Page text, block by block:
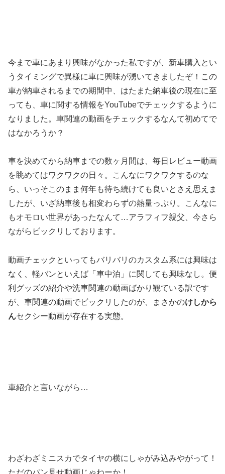
今まで車にあまり興味がなかった私ですが、新車購入とい
うタイミングで異様に車に興味が湧いてきましたぞ！この
車が納車されるまでの期間中、はたまた納車後の現在に至
っても、車に関する情報をYouTubeでチェックするように
なりました。車関連の動画をチェックするなんて初めてで
はなかろうか？
車を決めてから納車までの数ヶ月間は、毎日レビュー動画
を眺めてはワクワクの日々。こんなにワクワクするのな
ら、いっそこのまま何年も待ち続けても良いとさえ思えま
したが、いざ納車後も相変わらずの熱量っぷり。こんなに
もオモロい世界があったなんて…アラフィフ親父、今さら
ながらビックリしております。
動画チェックといってもバリバリのカスタム系には興味は
なく、軽バンといえば「車中泊」に関しても興味なし。便
利グッズの紹介や洗車関連の動画ばかり観ている訳です
が、車関連の動画でビックリしたのが、まさかのけしから
んセクシー動画が存在する実態。
車紹介と言いながら…
わざわざミニスカでタイヤの横にしゃがみ込みやがって！